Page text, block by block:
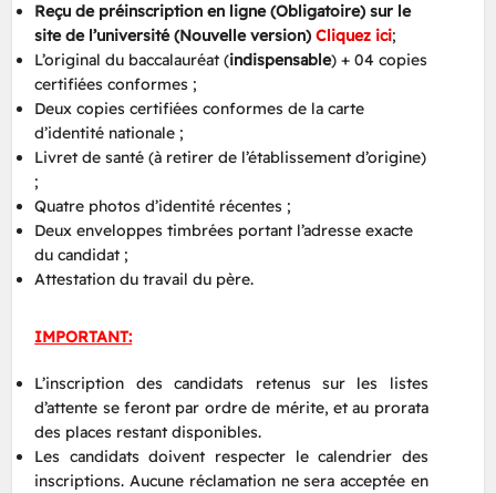
Reçu de préinscription en ligne (Obligatoire) sur le
site de l’université (Nouvelle version) Cliquez ici;
L’original du baccalauréat (indispensable) + 04 copies
certifiées conformes ;
Deux copies certifiées conformes de la carte
d’identité nationale ;
Livret de santé (à retirer de l’établissement d’origine)
;
Quatre photos d’identité récentes ;
Deux enveloppes timbrées portant l’adresse exacte
du candidat ;
Attestation du travail du père.
IMPORTANT:
L’inscription des candidats retenus sur les listes
d’attente se feront par ordre de mérite, et au prorata
des places restant disponibles.
Les candidats doivent respecter le calendrier des
inscriptions. Aucune réclamation ne sera acceptée en